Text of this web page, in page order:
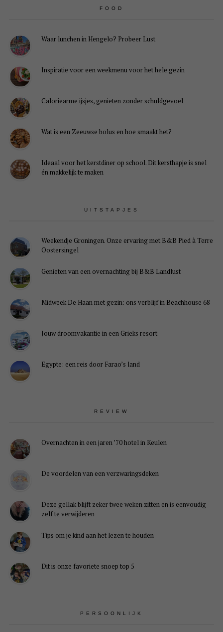
FOOD
Waar lunchen in Hengelo? Probeer Lust
Inspiratie voor een weekmenu voor het hele gezin
Caloriearme ijsjes, genieten zonder schuldgevoel
Wat is een Zeeuwse bolus en hoe smaakt het?
Ideaal voor het kerstdiner op school. Dit kersthapje is snel
én makkelijk te maken
UITSTAPJES
Weekendje Groningen. Onze ervaring met B&B Pied à Terre
Oostersingel
Genieten van een overnachting bij B&B Landlust
Midweek De Haan met gezin: ons verblijf in Beachhouse 68
Jouw droomvakantie in een Grieks resort
Egypte: een reis door Farao’s land
REVIEW
Overnachten in een jaren ’70 hotel in Keulen
De voordelen van een verzwaringsdeken
Deze gellak blijft zeker twee weken zitten en is eenvoudig
zelf te verwijderen
Tips om je kind aan het lezen te houden
Dit is onze favoriete snoep top 5
PERSOONLIJK